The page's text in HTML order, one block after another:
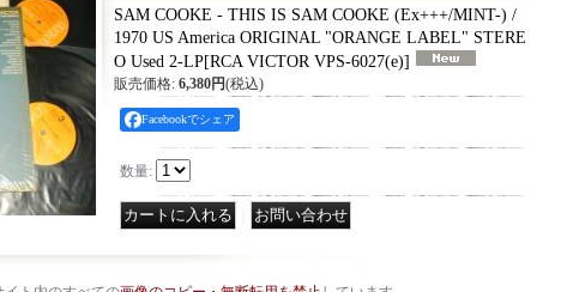
SAM COOKE - THIS IS SAM COOKE (Ex+++/MINT-) /
1970 US America ORIGINAL "ORANGE LABEL" STERE
O Used 2-LP[RCA VICTOR VPS-6027(e)]
販売価格: 6,380円(税込)
Facebookでシェア
数量: